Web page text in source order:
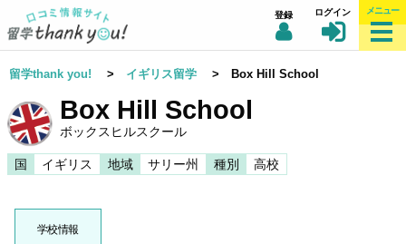
登録 ログイン メニュー
留学thank you! > イギリス留学 > Box Hill School
Box Hill School
ボックスヒルスクール
国 イギリス 地域 サリー州 種別 高校
学校情報